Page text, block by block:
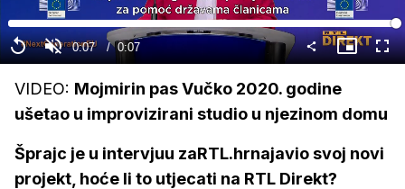
Gledaj
ReplayUpali
zvuk
Current
Time
0:07 / Duration
0:07
Loaded:
100.00%
Slika
u
VIDEO: Mojmirin pas Vučko 2020. godine
ušetao u improvizirani studio u njezinom domu
Šprajc je u intervjuu zaRTL.hrnajavio svoj novi
projekt, hoće li to utjecati na RTL Direkt?